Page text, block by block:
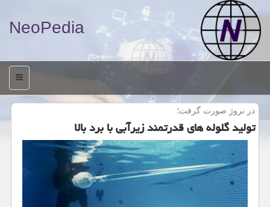
NeoPedia
منو
در نروژ صورت گرفت؛
تولید گلوله های قدرتمند زیرآبی با برد بالا